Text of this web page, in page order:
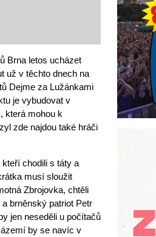
Brna letos ucházet
už v těchto dnech na
Dejme za Lužánkami
je vybudovat v
která mohou k
zde najdou také hráči
chodili s táty a
musí sloužit
Zbrojovka, chtěli
brněnský patriot Petr
jen neseděli u počítačů
by se navíc v